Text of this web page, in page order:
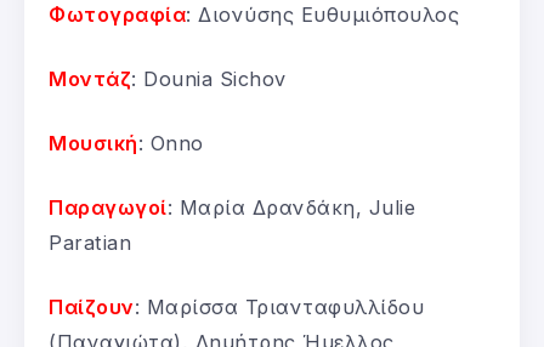
Φωτογραφία: Διονύσης Ευθυμιόπουλος
Μοντάζ: Dounia Sichov
Μουσική: Onnο
Παραγωγοί: Μαρία Δρανδάκη, Julie
Paratian
Παίζουν: Μαρίσσα Τριανταφυλλίδου
(Παναγιώτα), Δημήτρης Ήμελλος